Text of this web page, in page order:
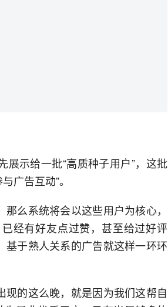
示给一批“高质种子用户”，这批
广告互动”。
么系统将会以这些用户为核心，
经有好友点过赞，甚至给过好评
于熟人关系的广告就这样一环环
的这么晚，就是因为我们这帮自